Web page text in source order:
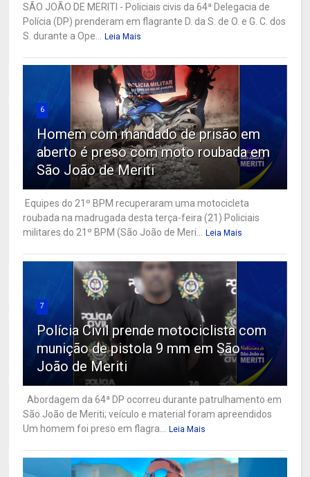
SÃO JOÃO DE MERITI - Policiais civis da 64ª Delegacia de
Polícia (DP) prenderam em flagrante D. da S. de O. e G. C. dos
S. durante a Ope... Leia Mais
6
Homem com mandado de prisão em
aberto é preso com moto roubada em
São João de Meriti
Equipes do 21º BPM recuperaram uma motocicleta
roubada na madrugada desta terça-feira (21) Policiais
militares do 21º BPM (São João de Meri... Leia Mais
7
Polícia Civil prende motociclista com
munição de pistola 9 mm em São
João de Meriti
Abordagem da 64ª DP ocorreu durante patrulhamento em
São João de Meriti; veículo e material foram apreendidos
Um homem foi preso em flagra... Leia Mais